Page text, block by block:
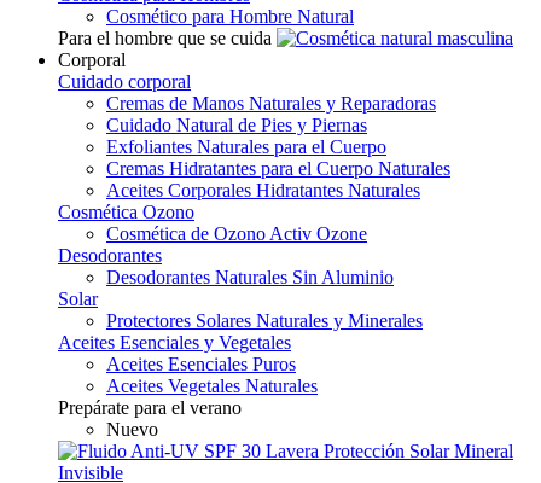
Cosmético para Hombre Natural
Para el hombre que se cuida
Corporal
Cuidado corporal
Cremas de Manos Naturales y Reparadoras
Cuidado Natural de Pies y Piernas
Exfoliantes Naturales para el Cuerpo
Cremas Hidratantes para el Cuerpo Naturales
Aceites Corporales Hidratantes Naturales
Cosmética Ozono
Cosmética de Ozono Activ Ozone
Desodorantes
Desodorantes Naturales Sin Aluminio
Solar
Protectores Solares Naturales y Minerales
Aceites Esenciales y Vegetales
Aceites Esenciales Puros
Aceites Vegetales Naturales
Prepárate para el verano
Nuevo